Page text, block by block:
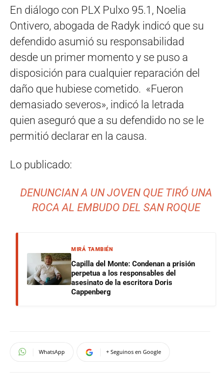
En diálogo con PLX Pulxo 95.1, Noelia
Ontivero, abogada de Radyk indicó que su
defendido asumió su responsabilidad
desde un primer momento y se puso a
disposición para cualquier reparación del
daño que hubiese cometido. «Fueron
demasiado severos», indicó la letrada
quien aseguró que a su defendido no se le
permitió declarar en la causa.
Lo publicado:
DENUNCIAN A UN JOVEN QUE TIRÓ UNA
ROCA AL EMBUDO DEL SAN ROQUE
MIRÁ TAMBIÉN
Capilla del Monte: Condenan a prisión
perpetua a los responsables del
asesinato de la escritora Doris
Cappenberg
WhatsApp + Seguinos en Google